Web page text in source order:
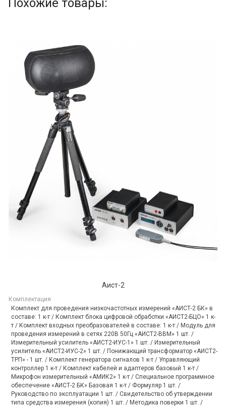
Похожие товары:
Аист-2
Комплектация
Комплект для проведения низкочастотных измерений «АИСТ-2 БК» в
составе: 1 к-т / Комплект блока цифровой обработки «АИСТ2-БЦО» 1 к-
т / Комплект входных преобразователей в составе: 1 к-т / Модуль для
проведения измерений в сетях 220В 50Гц «АИСТ2-ВВМ» 1 шт. /
Измерительный усилитель «АИСТ2-ИУС-1» 1 шт. / Измерительный
усилитель «АИСТ2-ИУС-2» 1 шт. / Понижающий трансформатор «АИСТ2-
ТРП» - 1 шт. / Комплект генератора сигналов 1 к-т / Управляющий
контроллер 1 к-т / Комплект кабелей и адаптеров базовый 1 к-т /
Микрофон измерительный «АМИК2» 1 к-т / Специальное программное
обеспечение «АИСТ-2 БК» Базовая 1 к-т / Формуляр 1 шт. /
Руководство по эксплуатации 1 шт. / Свидетельство об утверждении
типа средства измерения (копия) 1 шт. / Методика поверки 1 шт. /